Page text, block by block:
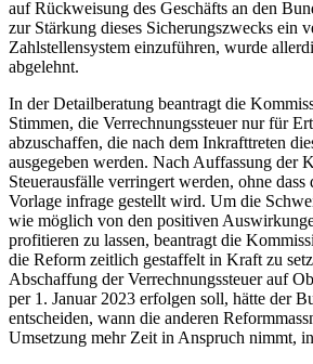
auf Rückweisung des Geschäfts an den
zur Stärkung dieses Sicherungszwecks ein
Zahlstellensystem einzuführen, wurde
abgelehnt.
In der Detailberatung beantragt die
Stimmen, die Verrechnungssteuer nur für
abzuschaffen, die nach dem Inkrafttreten
ausgegeben werden. Nach Auffassung der
Steuerausfälle verringert werden, ohne dass
Vorlage infrage gestellt wird. Um die
wie möglich von den positiven
profitieren zu lassen, beantragt die
die Reform zeitlich gestaffelt in Kraft zu
Abschaffung der Verrechnungssteuer auf
per 1. Januar 2023 erfolgen soll, hätte der
entscheiden, wann die anderen
Umsetzung mehr Zeit in Anspruch nimmt,